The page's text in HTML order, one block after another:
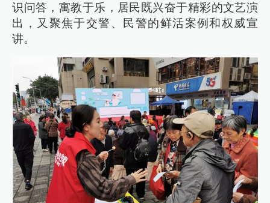
识问答，寓教于乐，居民既兴奋于精彩的文艺演
出，又聚焦于交警、民警的鲜活案例和权威宣
讲。